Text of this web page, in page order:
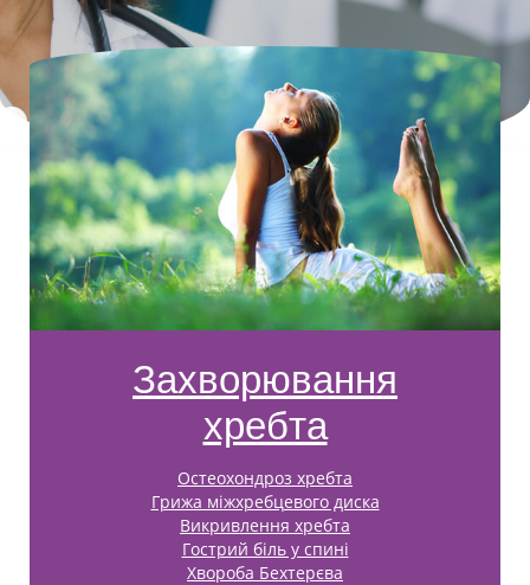
Захворювання
хребта
Остеохондроз хребта
Грижа міжхребцевого диска
Викривлення хребта
Гострий біль у спині
Хвороба Бехтерєва